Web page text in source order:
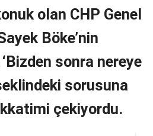
olan CHP Genel
Böke’nin
sonra nereye
sorusuna
çekiyordu.